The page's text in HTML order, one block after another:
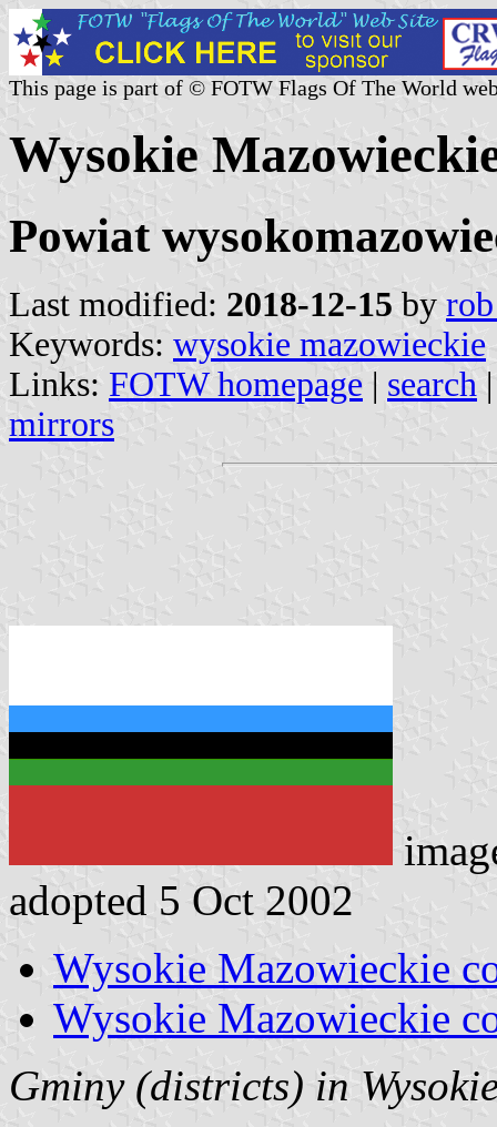
This page is part of © FOTW Flags Of The World
Wysokie
Powiat
Last modified: 2018-12-15 by
Keywords: wysokie mazowieckie
Links: FOTW homepage | search
mirrors
adopted 5 Oct 2002
Wysokie Mazowieckie
Wysokie Mazowieckie
Gminy (districts) in